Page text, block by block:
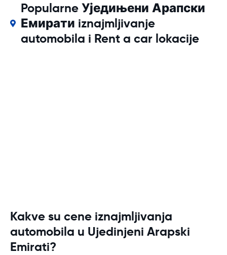
Popularne Уједињени Арапски
Емирати iznajmljivanje
automobila i Rent a car lokacije
Kakve su cene iznajmljivanja
automobila u Ujedinjeni Arapski
Emirati?